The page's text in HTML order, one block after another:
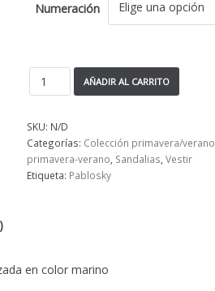
Numeración
AÑADIR AL CARRITO
SKU: N/D
Categorías: Colección primavera/verano
primavera-verano Sandalias ,Vestir
Etiqueta: Pablosky
en color marino